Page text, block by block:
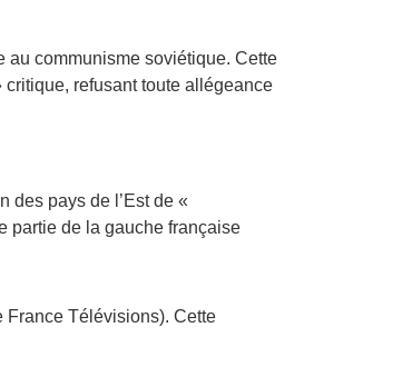
au communisme soviétique. Cette
refusant toute allégeance
des pays de l’Est de «
partie de la gauche française
France Télévisions). Cette